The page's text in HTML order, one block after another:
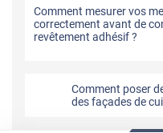
Comment mesurer vos
correctement avant de
revêtement adhésif ?
Comment poser
des façades de